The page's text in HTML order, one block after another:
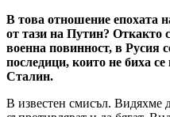
В това отношение епохата
от тази на Путин? Откакто
военна повинност, в Русия
последици, които не биха
Сталин.
В известен смисъл. Видяхме